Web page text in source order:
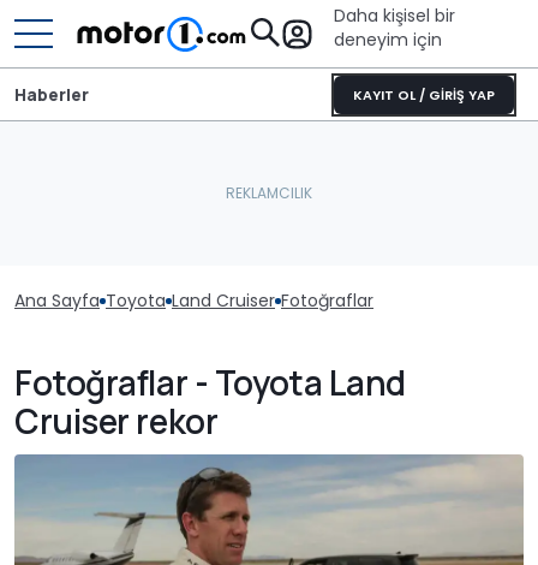
Daha kişisel bir
deneyim için
KAYIT OL / GİRİŞ YAP
Haberler
Ana Sayfa Toyota Land Cruiser Fotoğraflar
Fotoğraflar - Toyota Land
Cruiser rekor